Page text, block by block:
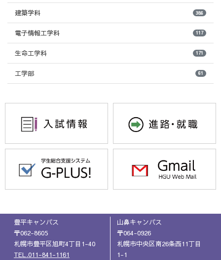
建築学科 386
電子情報工学科 117
生命工学科 171
工学部 61
豊平キャンパス
〒062-8605
札幌市豊平区旭町4丁目1-40
TEL.011-841-1161
山鼻キャンパス
〒064-0926
札幌市中央区南26条西11丁目
1-1